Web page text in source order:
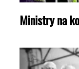
Ministry na